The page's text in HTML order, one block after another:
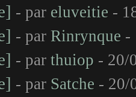
- par eluveitie -
- par Rinrynque -
- par thuiop - 20/
- par Satche - 20/